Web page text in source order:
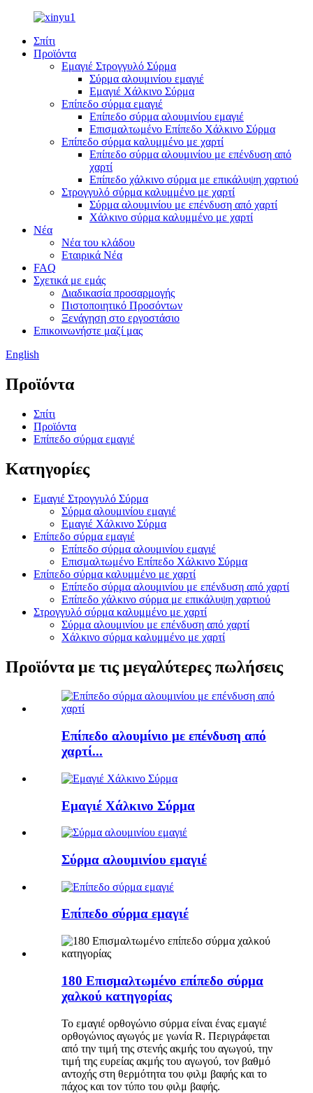
Σπίτι
Προϊόντα
Εμαγιέ Στρογγυλό Σύρμα
Σύρμα αλουμινίου εμαγιέ
Εμαγιέ Χάλκινο Σύρμα
Επίπεδο σύρμα εμαγιέ
Επίπεδο σύρμα αλουμινίου εμαγιέ
Επισμαλτωμένο Επίπεδο Χάλκινο Σύρμα
Επίπεδο σύρμα καλυμμένο με χαρτί
Επίπεδο σύρμα αλουμινίου με επένδυση από
χαρτί
Επίπεδο χάλκινο σύρμα με επικάλυψη χαρτιού
Στρογγυλό σύρμα καλυμμένο με χαρτί
Σύρμα αλουμινίου με επένδυση από χαρτί
Χάλκινο σύρμα καλυμμένο με χαρτί
Νέα
Νέα του κλάδου
Εταιρικά Νέα
FAQ
Σχετικά με εμάς
Διαδικασία προσαρμογής
Πιστοποιητικό Προσόντων
Ξενάγηση στο εργοστάσιο
Επικοινωνήστε μαζί μας
English
Προϊόντα
Σπίτι
Προϊόντα
Επίπεδο σύρμα εμαγιέ
Κατηγορίες
Εμαγιέ Στρογγυλό Σύρμα
Σύρμα αλουμινίου εμαγιέ
Εμαγιέ Χάλκινο Σύρμα
Επίπεδο σύρμα εμαγιέ
Επίπεδο σύρμα αλουμινίου εμαγιέ
Επισμαλτωμένο Επίπεδο Χάλκινο Σύρμα
Επίπεδο σύρμα καλυμμένο με χαρτί
Επίπεδο σύρμα αλουμινίου με επένδυση από χαρτί
Επίπεδο χάλκινο σύρμα με επικάλυψη χαρτιού
Στρογγυλό σύρμα καλυμμένο με χαρτί
Σύρμα αλουμινίου με επένδυση από χαρτί
Χάλκινο σύρμα καλυμμένο με χαρτί
Προϊόντα με τις μεγαλύτερες πωλήσεις
Επίπεδο αλουμίνιο με επένδυση από
χαρτί...
Εμαγιέ Χάλκινο Σύρμα
Σύρμα αλουμινίου εμαγιέ
Επίπεδο σύρμα εμαγιέ
180 Επισμαλτωμένο επίπεδο σύρμα
χαλκού κατηγορίας
Το εμαγιέ ορθογώνιο σύρμα είναι ένας εμαγιέ
ορθογώνιος αγωγός με γωνία R. Περιγράφεται
από την τιμή της στενής ακμής του αγωγού, την
τιμή της ευρείας ακμής του αγωγού, τον βαθμό
αντοχής στη θερμότητα του φιλμ βαφής και το
πάχος και τον τύπο του φιλμ βαφής.